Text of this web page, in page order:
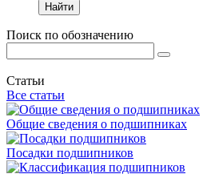
Найти
Поиск по обозначению
Статьи
Все статьи
Общие сведения о подшипниках
Посадки подшипников